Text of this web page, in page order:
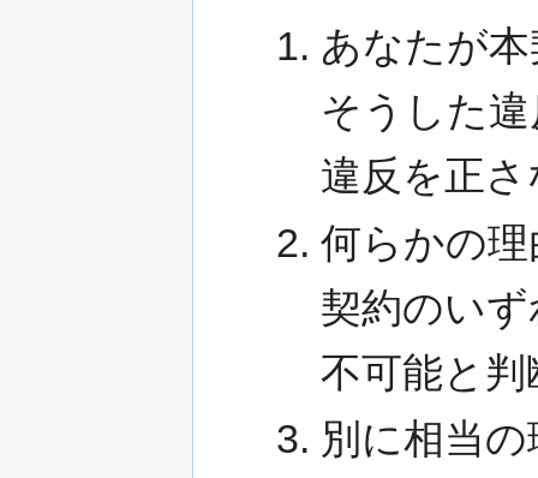
あなたが
そうした
違反を正
何らかの
契約のい
不可能と
別に相当